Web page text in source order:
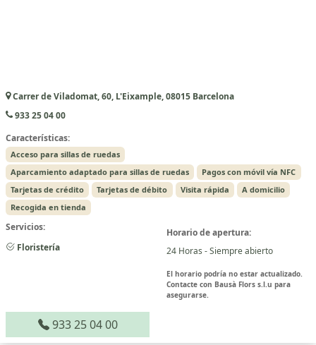
Carrer de Viladomat, 60, L'Eixample, 08015 Barcelona
933 25 04 00
Características:
Acceso para sillas de ruedas
Aparcamiento adaptado para sillas de ruedas
Pagos con móvil vía NFC
Tarjetas de crédito
Tarjetas de débito Visita rápida
A domicilio
Recogida en tienda
Servicios:
Floristería
Horario de apertura:
24 Horas - Siempre abierto
El horario podría no estar actualizado.
Contacte con Bausà Flors s.l.u para
asegurarse.
933 25 04 00